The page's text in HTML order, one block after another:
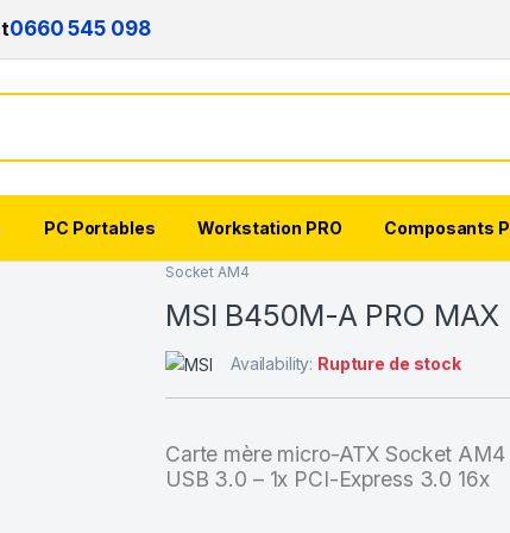
0660 545 098
PC Portables Workstation PRO Composants
Socket AM4
MSI B450M-A PRO MAX
Availability: Rupture de stock
Carte mère micro-ATX Socket
USB 3.0 – 1x PCI-Express 3.0 16x